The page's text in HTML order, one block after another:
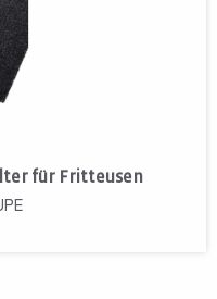
für Fritteusen